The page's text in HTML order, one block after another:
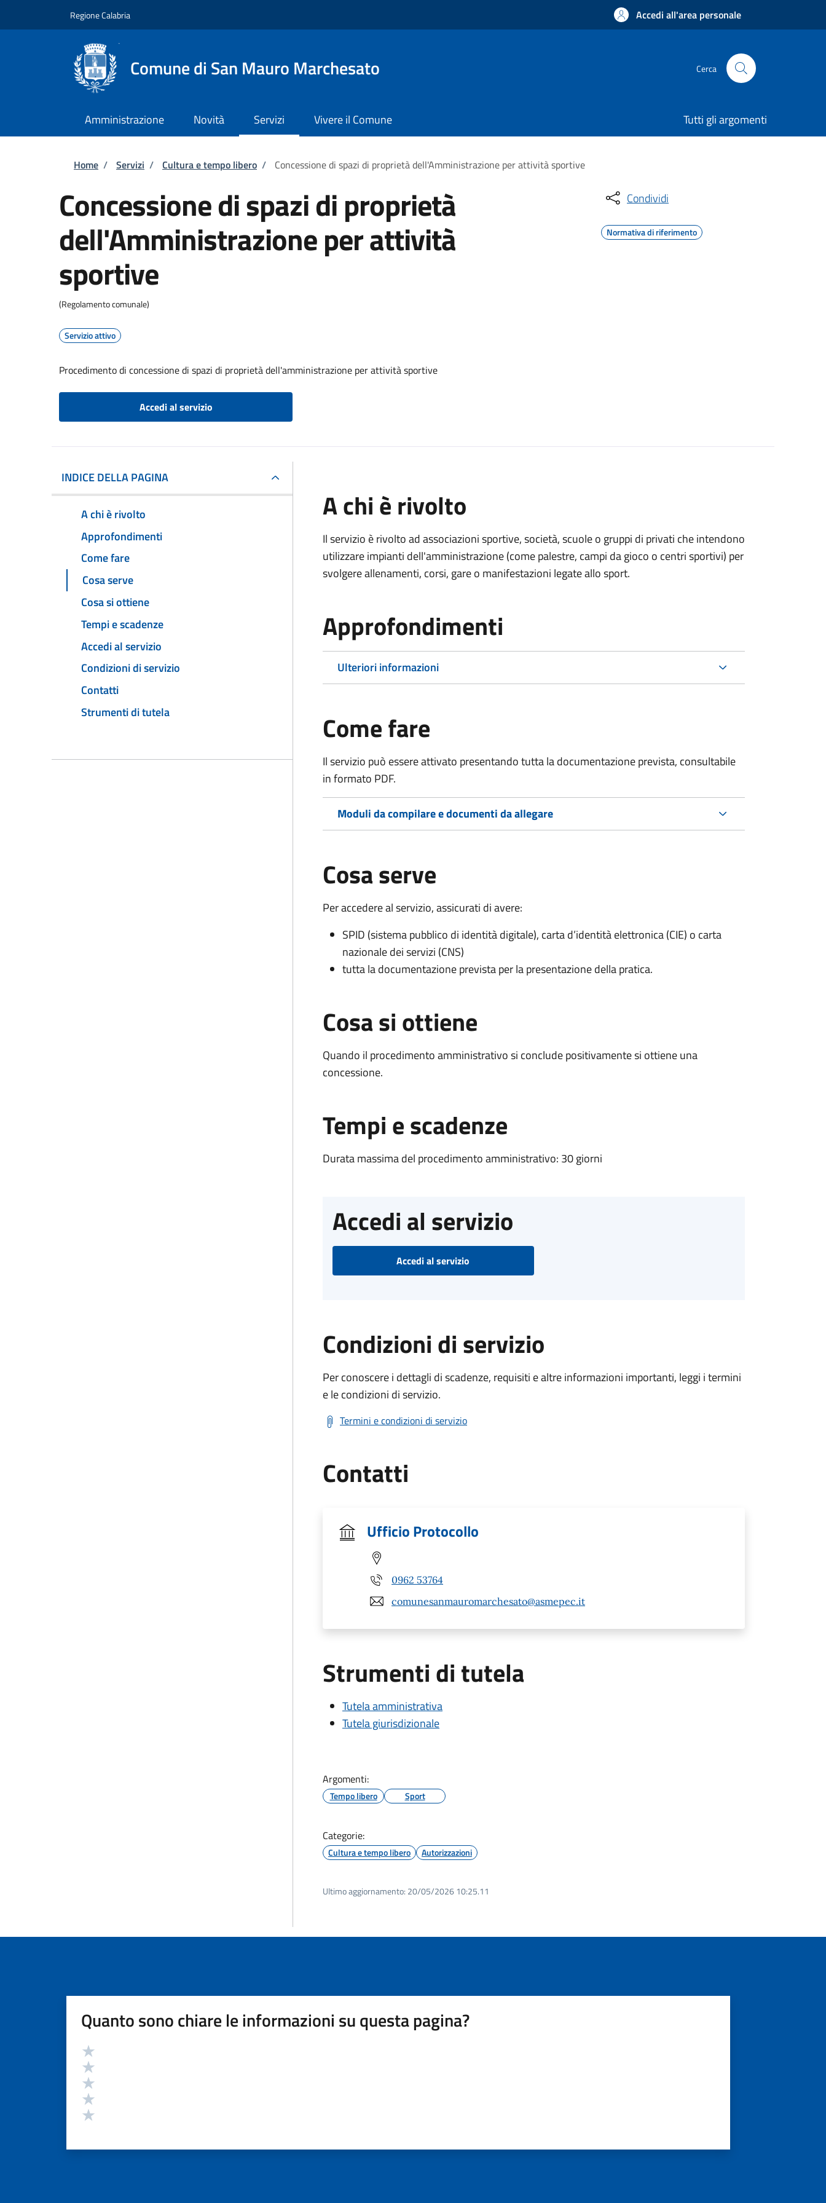
Regione Calabria Accedi all'area personale
Comune di San Mauro Marchesato Cerca
Amministrazione Novità Servizi Vivere il Comune Tutti gli argomenti
Briciole di pane
Home / Servizi / Cultura e tempo libero / Concessione di spazi di proprietà dell'Amministrazione per attività sportive
Concessione di spazi di proprietà
dell'Amministrazione per attività
sportive
(Regolamento comunale)
Servizio attivo
Procedimento di concessione di spazi di proprietà dell'amministrazione per attività sportive
Accedi al servizio
Condividi
Normativa di riferimento
INDICE DELLA PAGINA
A chi è rivolto
Approfondimenti
Come fare
Cosa serve
Cosa si ottiene
Tempi e scadenze
Accedi al servizio
Condizioni di servizio
Contatti
Strumenti di tutela
A chi è rivolto
Il servizio è rivolto ad associazioni sportive, società, scuole o gruppi di privati che intendono
utilizzare impianti dell'amministrazione (come palestre, campi da gioco o centri sportivi) per
svolgere allenamenti, corsi, gare o manifestazioni legate allo sport.
Approfondimenti
Ulteriori informazioni
Come fare
Il servizio può essere attivato presentando tutta la documentazione prevista, consultabile
in formato PDF.
Moduli da compilare e documenti da allegare
Cosa serve
Per accedere al servizio, assicurati di avere:
SPID (sistema pubblico di identità digitale), carta d’identità elettronica (CIE) o carta
nazionale dei servizi (CNS)
tutta la documentazione prevista per la presentazione della pratica.
Cosa si ottiene
Quando il procedimento amministrativo si conclude positivamente si ottiene una
concessione.
Tempi e scadenze
Durata massima del procedimento amministrativo: 30 giorni
Accedi al servizio
Accedi al servizio
Condizioni di servizio
Per conoscere i dettagli di scadenze, requisiti e altre informazioni importanti, leggi i termini
e le condizioni di servizio.
Termini e condizioni di servizio
Contatti
Ufficio Protocollo
0962 53764
comunesanmauromarchesato@asmepec.it
Strumenti di tutela
Tutela amministrativa
Tutela giurisdizionale
Argomenti:
Tempo libero Sport
Categorie:
Cultura e tempo libero Autorizzazioni
Ultimo aggiornamento: 20/05/2026 10:25.11
Quanto sono chiare le informazioni su questa pagina?
Valutazione